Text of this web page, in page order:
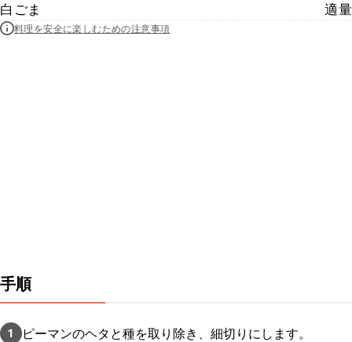
白ごま
適量
料理を安全に楽しむための注意事項
手順
1 ピーマンのヘタと種を取り除き、細切りにします。